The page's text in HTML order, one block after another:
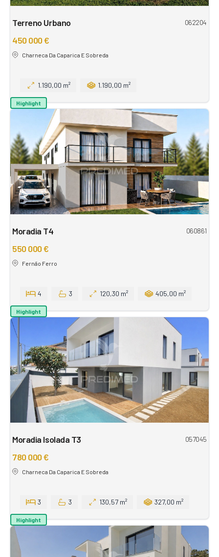
Terreno Urbano 062204
450 000 €
Charneca Da Caparica E Sobreda
1.190,00 m² 1.190,00 m²
Highlight
Moradia T4 060861
550 000 €
Fernão Ferro
4 3 120,30 m² 405,00 m²
Highlight
Moradia Isolada T3 057045
780 000 €
Charneca Da Caparica E Sobreda
3 3 130,57 m² 327,00 m²
Highlight